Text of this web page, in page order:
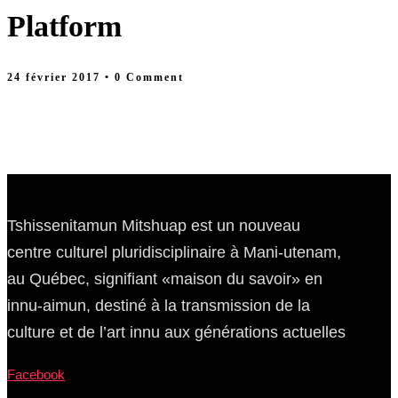
Platform
24 février 2017 • 0 Comment
Tshissenitamun Mitshuap est un nouveau
centre culturel pluridisciplinaire à Mani-utenam,
au Québec, signifiant «maison du savoir» en
innu-aimun, destiné à la transmission de la
culture et de l’art innu aux générations actuelles
Facebook